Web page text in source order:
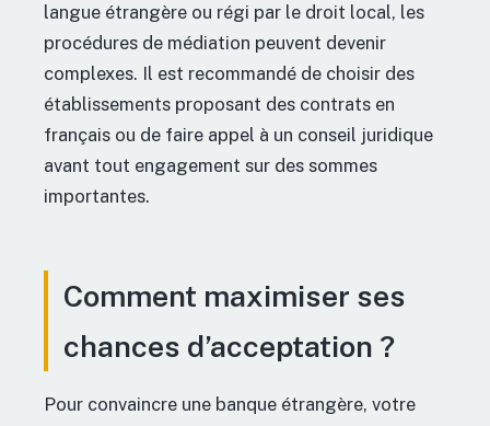
langue étrangère ou régi par le droit local, les
procédures de médiation peuvent devenir
complexes. Il est recommandé de choisir des
établissements proposant des contrats en
français ou de faire appel à un conseil juridique
avant tout engagement sur des sommes
importantes.
Comment maximiser ses
chances d’acceptation ?
Pour convaincre une banque étrangère, votre